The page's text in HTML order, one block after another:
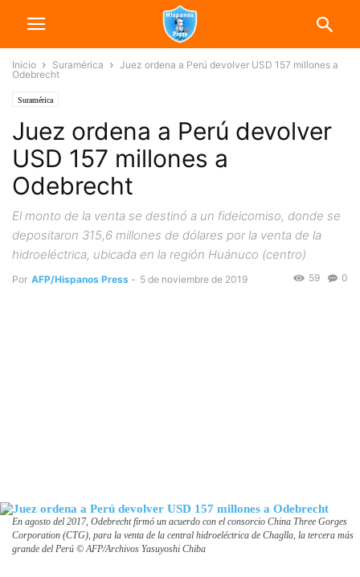
Inicio Suramérica
Juez ordena a Perú devolver USD 157 millones a
Odebrecht
Suramérica
Juez ordena a Perú devolver
USD 157 millones a
Odebrecht
El monto de la venta se destinó a un fideicomiso, donde se
depositaron 315,6 millones de dólares por la venta de la
hidroeléctrica, ubicada en la región Huánuco (centro)
Por AFP/Hispanos Press - 5 de noviembre de 2019 0
59
En agosto del 2017, Odebrecht firmó un acuerdo con el consorcio China Three Gorges
Corporation (CTG), para la venta de la central hidroeléctrica de Chaglla, la tercera más
grande del Perú © AFP/Archivos Yasuyoshi Chiba